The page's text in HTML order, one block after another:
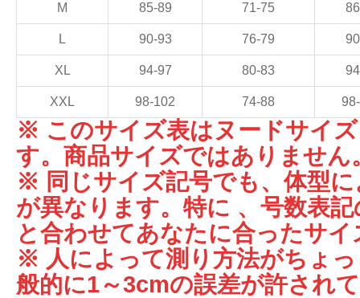
M 85-89 71-75
L 90-93 76-79
XL 94-97 80-83
XXL 98-102 74-88
※ このサイズ表はヌードサイ
す。商品サイズではありません
※ 同じサイズ記号でも、体型
が異なります。特に 、号数表
と合わせてあなたに合ったサ
※ 人によって測り方法がちょ
般的に1～3cmの誤差が許され